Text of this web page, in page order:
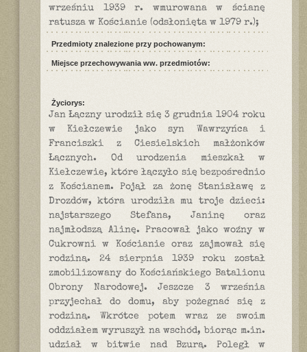
wrześniu 1939 r. wmurowana w ścianę
ratusza w Kościanie (odsłonięta w 1979 r.);
Przedmioty znalezione przy pochowanym:
Miejsce przechowywania ww. przedmiotów:
Życiorys:
Jan Łączny urodził się 3 grudnia 1904 roku
w Kiełczewie jako syn Wawrzyńca i
Franciszki z Ciesielskich małżonków
Łącznych. Od urodzenia mieszkał w
Kiełczewie, które łączyło się bezpośrednio
z Kościanem. Pojął za żonę Stanisławę z
Drozdów, która urodziła mu troje dzieci:
najstarszego Stefana, Janinę oraz
najmłodszą Alinę. Pracował jako woźny w
Cukrowni w Kościanie oraz zajmował się
rodziną. 24 sierpnia 1939 roku został
zmobilizowany do Kościańskiego Batalionu
Obrony Narodowej. Jeszcze 3 września
przyjechał do domu, aby pożegnać się z
rodziną. Wkrótce potem wraz ze swoim
oddziałem wyruszył na wschód, biorąc m.in.
udział w bitwie nad Bzurą. Poległ w